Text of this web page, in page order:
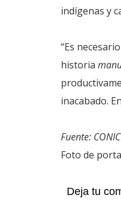
indígenas y
“Es
historia
inacabado.
Fuente:
Foto de
Deja tu